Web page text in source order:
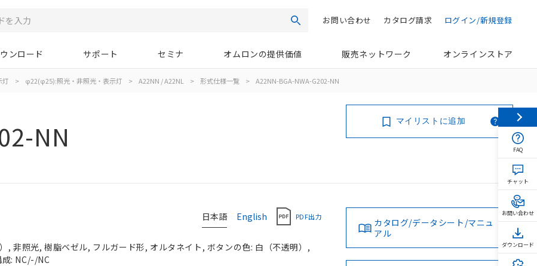
検索 ログイン/新規登録
カタログ請求
お問い合わせ
ンロード サポート セミナ オムロンの提供価値 販売ネットワーク オンラインストア
灯 > φ22(φ25):照光・非照光・表示灯 > A22NN / A22NL > 形式仕様一覧 > A22NN-BGA-NWA-G202-NN
NN マイリストに追加
日本語 English PDF出力
, 非照光, 樹脂ベゼル, フルガード形, オルタネイト, ボタンの色: 白（不透明）,
: NC/-/NC
カタログ/データシート/マニュ
アル
FAQ
チャット
お問い合わせ
ダウンロード